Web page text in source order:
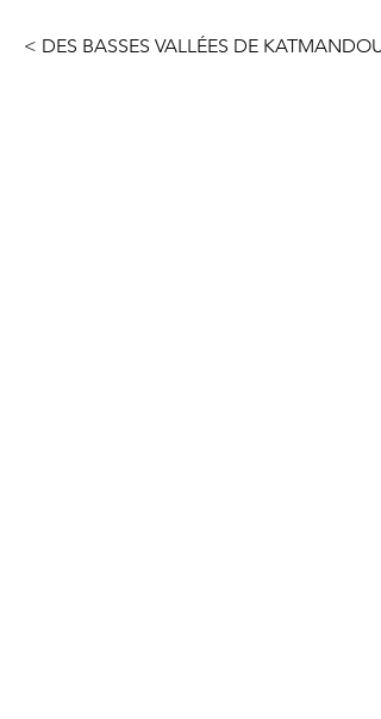
< DES BASSES VALLÉES DE